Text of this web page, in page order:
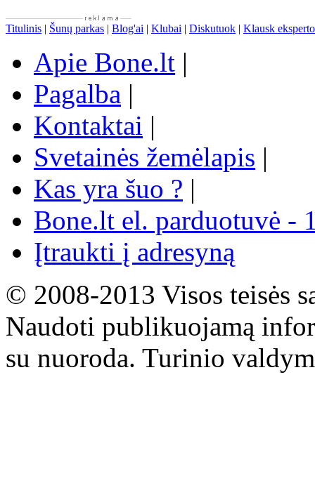
Titulinis | Šunų parkas | Blog'ai | Klubai | Diskutuok | Klausk eksperto
Apie Bone.lt |
Pagalba |
Kontaktai |
Svetainės žemėlapis |
Kas yra šuo ? |
Bone.lt el. parduotuvė -
Įtraukti į adresyną
© 2008-2013 Visos teisės
Naudoti publikuojamą
su nuoroda. Turinio